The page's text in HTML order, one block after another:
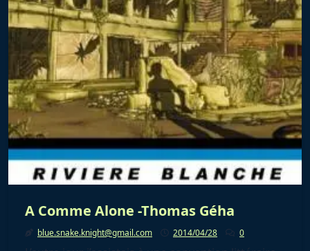
A Comme Alone -Thomas Géha
blue.snake.knight@gmail.com 2014/04/28 0